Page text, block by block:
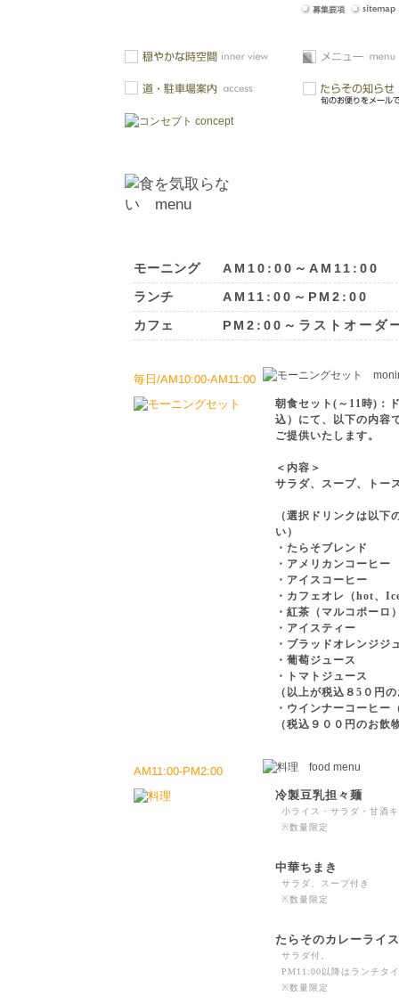
モーニング AM10:00～AM11:00
ランチ AM11:00～PM2:00
カフェ PM2:00～ラストオーダ
毎日/AM10:00-AM11:00
朝食セット(～11時)：
込）にて、以下の内容
ご提供いたします。
＜内容＞
サラダ、スープ、トー
（選択ドリンクは以下
い）
・たらそブレンド
・アメリカンコーヒー
・アイスコーヒー
・カフェオレ（hot、
・紅茶（マルコポーロ
・アイスティー
・ブラッドオレンジジ
・葡萄ジュース
・トマトジュース
（以上が税込８5０円
・ウインナーコーヒー
（税込９００円のお飲
AM11:00-PM2:00
冷製豆乳担々麺
小ライス・サラダ・甘酒
※数量限定
中華ちまき
サラダ、スープ付き
※数量限定
たらそのカレーライス
サラダ付。
PM11:00以降はランチタ
※数量限定